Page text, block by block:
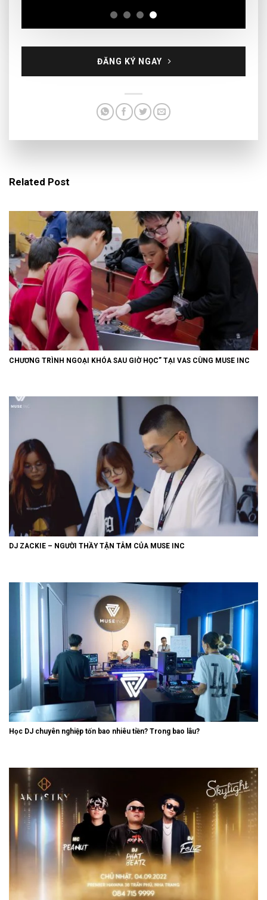
ĐĂNG KÝ NGAY
Related Post
CHƯƠNG TRÌNH NGOẠI KHÓA SAU GIỜ HỌC” TẠI VAS CÙNG MUSE INC
DJ ZACKIE – NGƯỜI THẦY TẬN TÂM CỦA MUSE INC
Học DJ chuyên nghiệp tốn bao nhiêu tiền? Trong bao lâu?